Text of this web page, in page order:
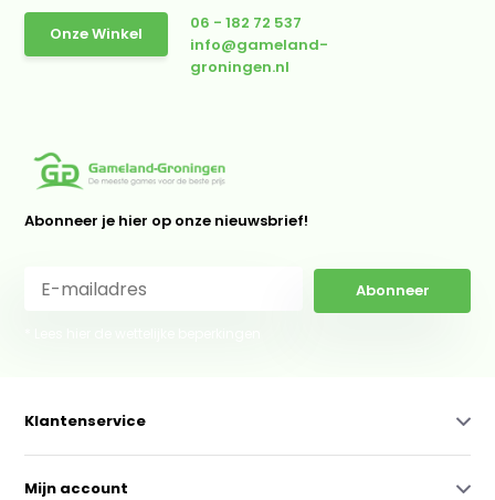
Onze Winkel
06 - 182 72 537
info@gameland-
groningen.nl
Abonneer je hier op onze nieuwsbrief!
Abonneer
Klantenservice
Mijn account